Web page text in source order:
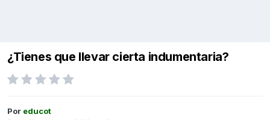
¿Tienes que llevar cierta indumentaria?
Por educot